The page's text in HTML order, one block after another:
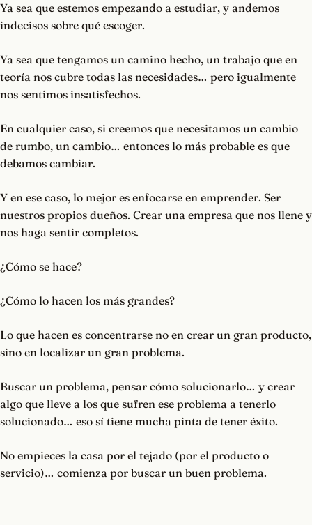
Ya sea que estemos empezando a estudiar, y andemos
indecisos sobre qué escoger.
Ya sea que tengamos un camino hecho, un trabajo que en
teoría nos cubre todas las necesidades… pero igualmente
nos sentimos insatisfechos.
En cualquier caso, si creemos que necesitamos un cambio
de rumbo, un cambio… entonces lo más probable es que
debamos cambiar.
Y en ese caso, lo mejor es enfocarse en emprender. Ser
nuestros propios dueños. Crear una empresa que nos llene y
nos haga sentir completos.
¿Cómo se hace?
¿Cómo lo hacen los más grandes?
Lo que hacen es concentrarse no en crear un gran producto,
sino en localizar un gran problema.
Buscar un problema, pensar cómo solucionarlo… y crear
algo que lleve a los que sufren ese problema a tenerlo
solucionado… eso sí tiene mucha pinta de tener éxito.
No empieces la casa por el tejado (por el producto o
servicio)… comienza por buscar un buen problema.